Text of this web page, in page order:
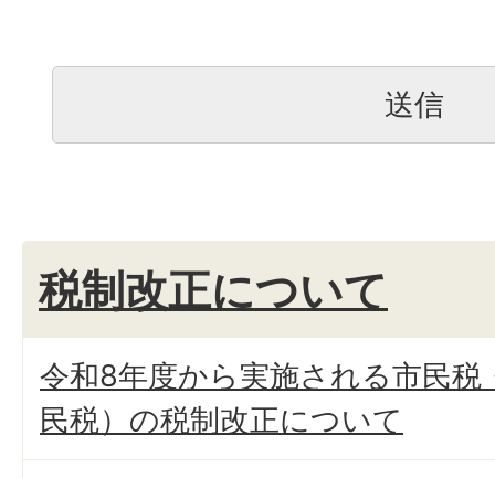
税制改正について
令和8年度から実施される市民税
民税）の税制改正について